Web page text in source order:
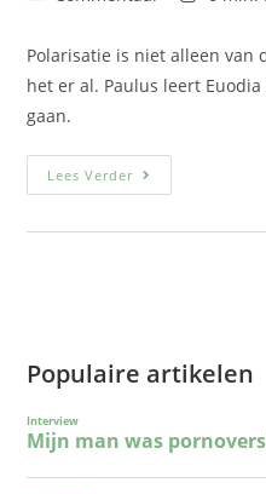
Polarisatie is niet alleen van
het er al. Paulus leert
gaan.
Lees Verder
Populaire artikelen